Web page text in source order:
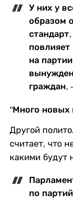
У них у
образом
на
граждан,
"Много
Другой
считает, что
какими будут
по